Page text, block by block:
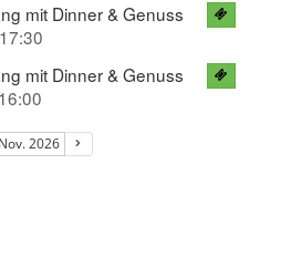
mit Dinner & Genuss
mit Dinner & Genuss
2026